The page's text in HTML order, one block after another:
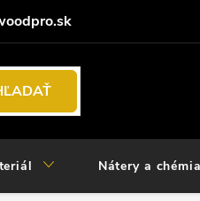
Nátery a chémia